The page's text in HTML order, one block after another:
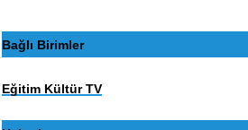
Bağlı Birimler
Eğitim Kültür TV